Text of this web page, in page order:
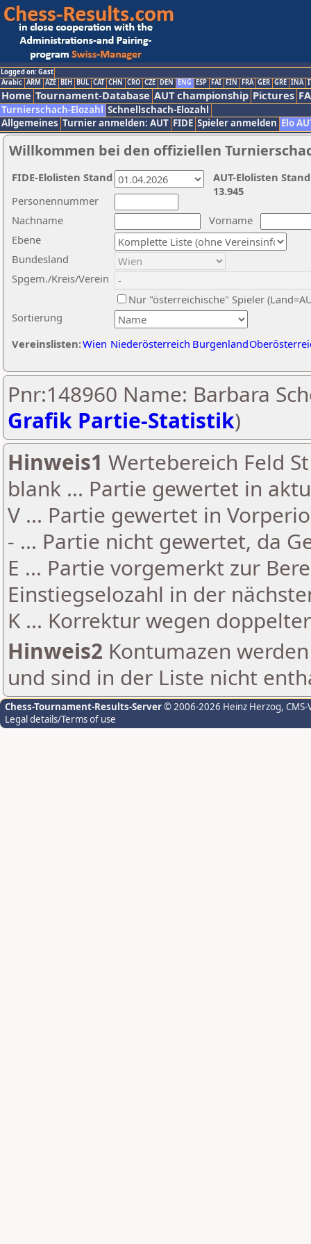
Logged on: Gast
Arabic ARM AZE BIH BUL CAT CHN CRO CZE DEN ENG ESP FAI FIN FRA GER GRE INA
Home Tournament-Database AUT championship Pictures
Turnierschach-Elozahl Schnellschach-Elozahl
Allgemeines Turnier anmelden: AUT FIDE Spieler anmelden Elo
Willkommen bei den offiziellen
Nachname
Vorname
Ebene
Sortierung
Personennummer
Bundesland
Spgem./Kreis/Verein
Nur "österreichische" Spieler
Vereinslisten:Wien Niederösterreich Burgenland
AUT-Elolisten
13.945
FIDE-Elolisten Stand
Pnr:148960 Name: Barbara
Grafik Partie-Statistik)
Hinweis1 Wertebereich Feld
blank ... Partie gewertet in
V ... Partie gewertet in
- ... Partie nicht gewertet, da
E ... Partie vorgemerkt zur
Einstiegselozahl in der
K ... Korrektur wegen
Hinweis2 Kontumazen
und sind in der Liste nicht
Chess-Tournament-Results-Server© 2006-2026 Heinz Herzog,
Legal details/Terms of use